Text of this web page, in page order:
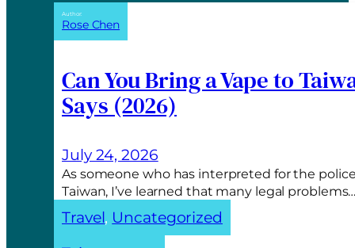
Author:
Rose Chen
Can You Bring a Vape to
Says (2026)
July 24, 2026
As someone who has interpreted for the
Taiwan, I’ve learned that many legal
Travel, Uncategorized